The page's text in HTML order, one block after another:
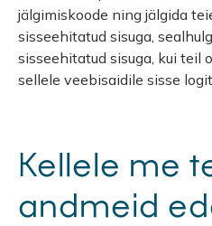
jälgimiskoode ning jälgida
sisseehitatud sisuga,
sisseehitatud sisuga, kui teil
sellele veebisaidile sisse
Kellele me
andmeid